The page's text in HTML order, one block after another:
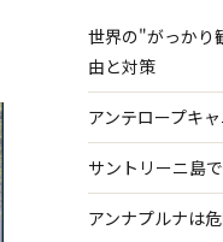
世界の"がっかり
由と対策
アンテロープキ
サントリーニ島
アンナプルナは